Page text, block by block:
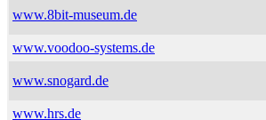
www.8bit-museum.de
www.voodoo-systems.de
www.snogard.de
www.hrs.de